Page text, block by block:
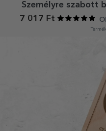
Személyre szabott
7 017 Ft